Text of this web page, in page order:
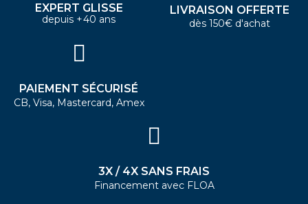
EXPERT GLISSE
depuis +40 ans
LIVRAISON OFFERTE
dès 150€ d'achat
PAIEMENT SÉCURISÉ
CB, Visa, Mastercard, Amex
3X / 4X SANS FRAIS
Financement avec FLOA